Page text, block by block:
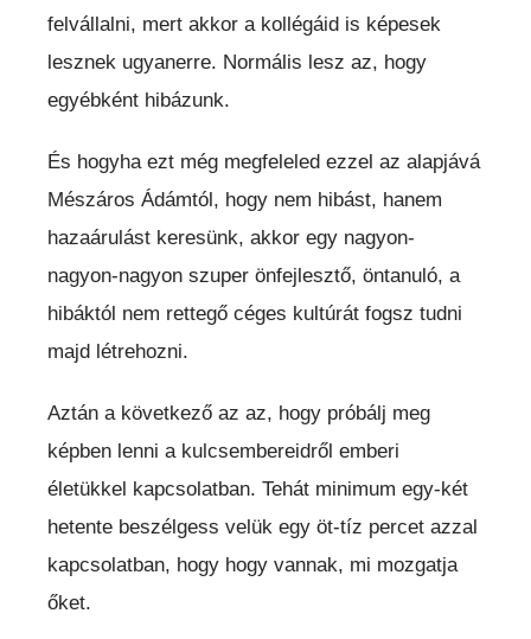
felvállalni, mert akkor a kollégáid is képesek
lesznek ugyanerre. Normális lesz az, hogy
egyébként hibázunk.
És hogyha ezt még megfeleled ezzel az alapjává
Mészáros Ádámtól, hogy nem hibást, hanem
hazaárulást keresünk, akkor egy nagyon-
nagyon-nagyon szuper önfejlesztő, öntanuló, a
hibáktól nem rettegő céges kultúrát fogsz tudni
majd létrehozni.
Aztán a következő az az, hogy próbálj meg
képben lenni a kulcsembereidről emberi
életükkel kapcsolatban. Tehát minimum egy-két
hetente beszélgess velük egy öt-tíz percet azzal
kapcsolatban, hogy hogy vannak, mi mozgatja
őket.